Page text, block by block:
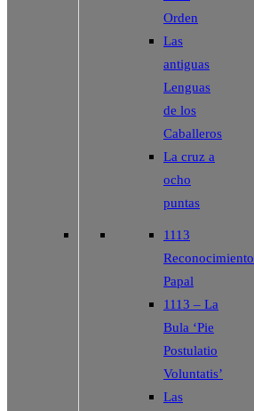
Orden
Las
antiguas
Lenguas
de los
Caballeros
La cruz a
ocho
puntas
1113
Reconocimiento
Papal
1113 – La
Bula ‘Pie
Postulatio
Voluntatis’
Las